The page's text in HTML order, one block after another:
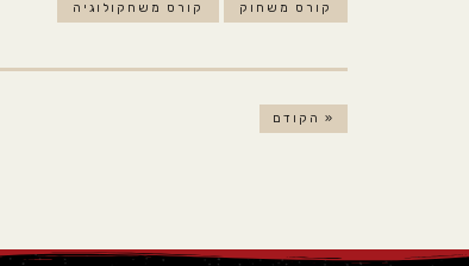
קורס משחוק קורס משחקולוגיה
« הקודם